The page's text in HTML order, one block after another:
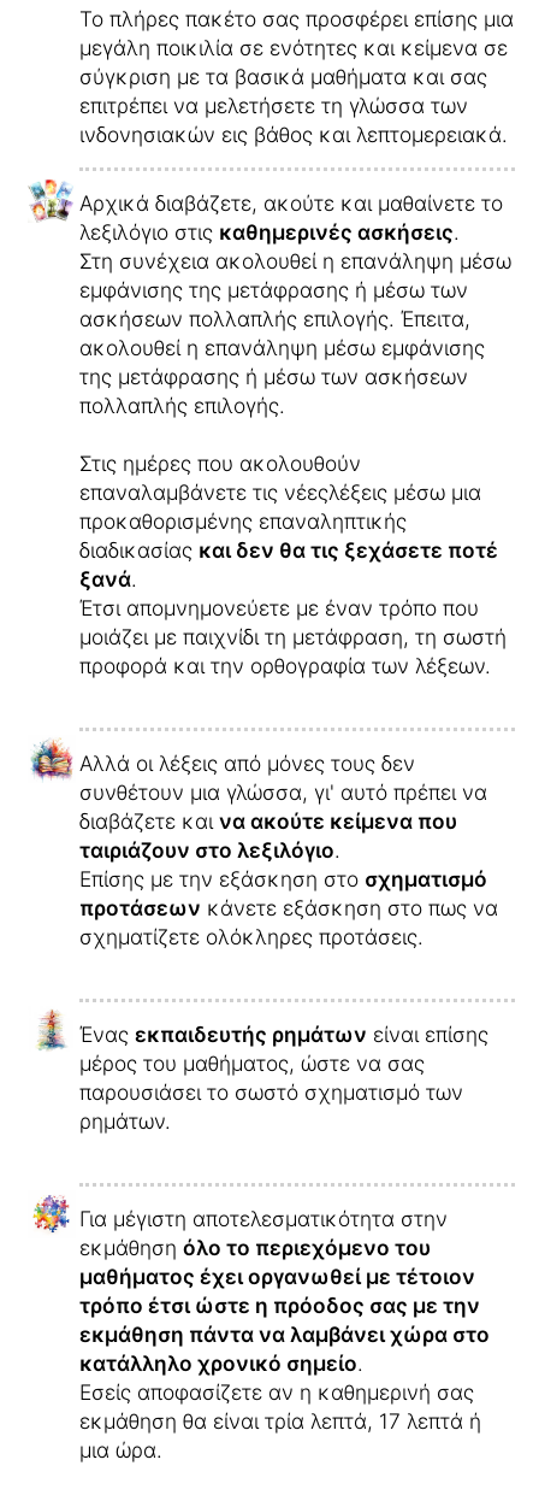
Το πλήρες πακέτο σας προσφέρει επίσης μια
μεγάλη ποικιλία σε ενότητες και κείμενα σε
σύγκριση με τα βασικά μαθήματα και σας
επιτρέπει να μελετήσετε τη γλώσσα των
ινδονησιακών εις βάθος και λεπτομερειακά.
Αρχικά διαβάζετε, ακούτε και μαθαίνετε το
λεξιλόγιο στις καθημερινές ασκήσεις.
Στη συνέχεια ακολουθεί η επανάληψη μέσω
εμφάνισης της μετάφρασης ή μέσω των
ασκήσεων πολλαπλής επιλογής. Έπειτα,
ακολουθεί η επανάληψη μέσω εμφάνισης
της μετάφρασης ή μέσω των ασκήσεων
πολλαπλής επιλογής.
Στις ημέρες που ακολουθούν
επαναλαμβάνετε τις νέεςλέξεις μέσω μια
προκαθορισμένης επαναληπτικής
διαδικασίας και δεν θα τις ξεχάσετε ποτέ
ξανά.
Έτσι απομνημονεύετε με έναν τρόπο που
μοιάζει με παιχνίδι τη μετάφραση, τη σωστή
προφορά και την ορθογραφία των λέξεων.
Αλλά οι λέξεις από μόνες τους δεν
συνθέτουν μια γλώσσα, γι' αυτό πρέπει να
διαβάζετε και να ακούτε κείμενα που
ταιριάζουν στο λεξιλόγιο.
Επίσης με την εξάσκηση στο σχηματισμό
προτάσεων κάνετε εξάσκηση στο πως να
σχηματίζετε ολόκληρες προτάσεις.
Ένας εκπαιδευτής ρημάτων είναι επίσης
μέρος του μαθήματος, ώστε να σας
παρουσιάσει το σωστό σχηματισμό των
ρημάτων.
Για μέγιστη αποτελεσματικότητα στην
εκμάθηση όλο το περιεχόμενο του
μαθήματος έχει οργανωθεί με τέτοιον
τρόπο έτσι ώστε η πρόοδος σας με την
εκμάθηση πάντα να λαμβάνει χώρα στο
κατάλληλο χρονικό σημείο.
Εσείς αποφασίζετε αν η καθημερινή σας
εκμάθηση θα είναι τρία λεπτά, 17 λεπτά ή
μια ώρα.